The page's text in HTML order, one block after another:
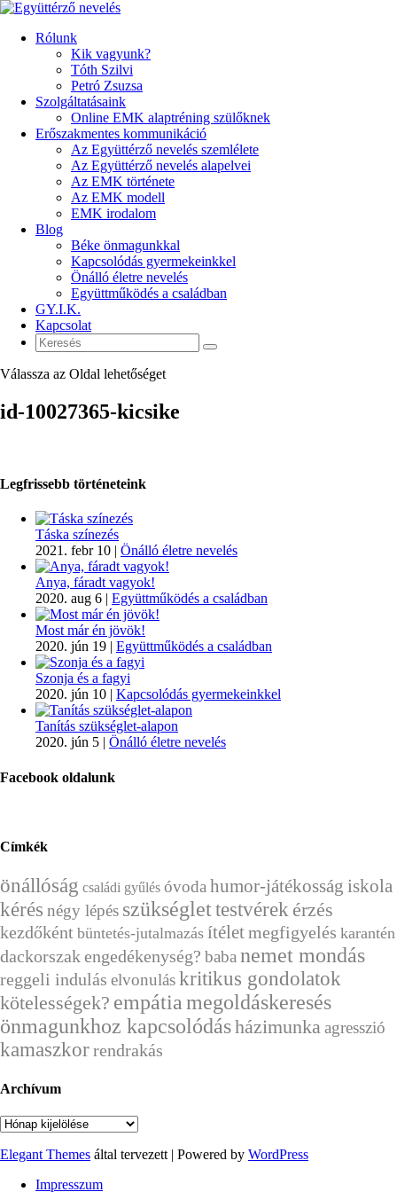
Rólunk
Kik vagyunk?
Tóth Szilvi
Petró Zsuzsa
Szolgáltatásaink
Online EMK alaptréning szülőknek
Erőszakmentes kommunikáció
Az Együttérző nevelés szemlélete
Az Együttérző nevelés alapelvei
Az EMK története
Az EMK modell
EMK irodalom
Blog
Béke önmagunkkal
Kapcsolódás gyermekeinkkel
Önálló életre nevelés
Együttműködés a családban
GY.I.K.
Kapcsolat
Válassza az Oldal lehetőséget
id-10027365-kicsike
Legfrissebb történeteink
Táska színezés
2021. febr 10 | Önálló életre nevelés
Anya, fáradt vagyok!
2020. aug 6 | Együttműködés a családban
Most már én jövök!
2020. jún 19 | Együttműködés a családban
Szonja és a fagyi
2020. jún 10 | Kapcsolódás gyermekeinkkel
Tanítás szükséglet-alapon
2020. jún 5 | Önálló életre nevelés
Facebook oldalunk
Címkék
önállóság családi gyűlés óvodahumor-játékosság iskola
kérés négy lépés szükséglettestvérek érzés
kezdőként büntetés-jutalmazás ítéletmegfigyelés karantén
dackorszakengedékenység? babanemet mondás
reggeli indulás elvonuláskritikus gondolatok
kötelességek? empátiamegoldáskeresés
önmagunkhoz kapcsolódásházimunkaagresszió
kamaszkorrendrakás
Archívum
Archívum
Elegant Themes által tervezett | Powered by WordPress
Impresszum